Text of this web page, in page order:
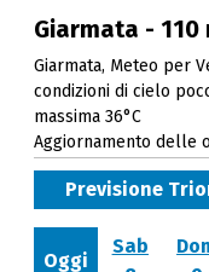
Giarmata - 110
Giarmata, Meteo per
condizioni di cielo
massima 36°C
Aggiornamento delle
Previsione
Oggi
Sab